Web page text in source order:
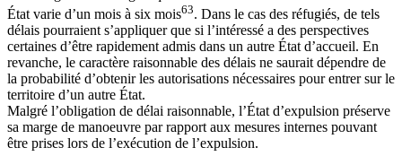
État varie d’un mois à six mois63. Dans le cas des réfugiés, de tels
délais pourraient s’appliquer que si l’intéressé a des perspectives
certaines d’être rapidement admis dans un autre État d’accueil. En
revanche, le caractère raisonnable des délais ne saurait dépendre de
la probabilité d’obtenir les autorisations nécessaires pour entrer sur le
territoire d’un autre État.
Malgré l’obligation de délai raisonnable, l’État d’expulsion préserve
sa marge de manoeuvre par rapport aux mesures internes pouvant
être prises lors de l’exécution de l’expulsion.